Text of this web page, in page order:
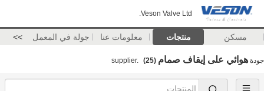
Veson Valve Ltd.
مسكن منتجات معلومات عنا جولة في المعمل >>
جودة هوائي على إيقاف صمام (25)